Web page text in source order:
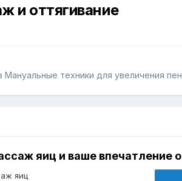
и оттягивание
Мануальные техники для увеличения
яиц и ваше впечатление
яиц